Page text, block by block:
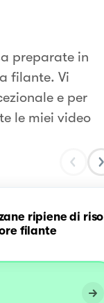
preparate in
filante. Vi
e per
le miei video
ripiene di riso
filante